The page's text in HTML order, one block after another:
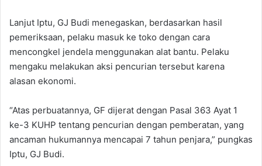
Lanjut Iptu, GJ Budi menegaskan, berdasarkan hasil
pemeriksaan, pelaku masuk ke toko dengan cara
mencongkel jendela menggunakan alat bantu. Pelaku
mengaku melakukan aksi pencurian tersebut karena
alasan ekonomi.
“Atas perbuatannya, GF dijerat dengan Pasal 363 Ayat 1
ke-3 KUHP tentang pencurian dengan pemberatan, yang
ancaman hukumannya mencapai 7 tahun penjara,” pungkas
Iptu, GJ Budi.